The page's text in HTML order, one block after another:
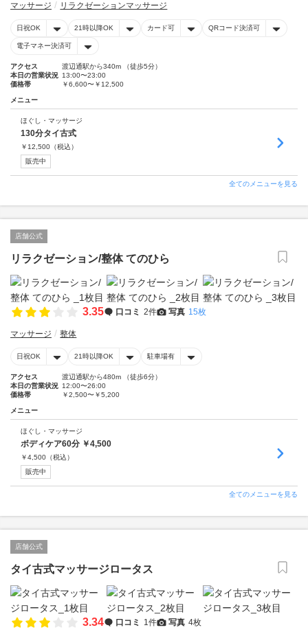
マッサージ リラクゼーションマッサージ
日祝OK 21時以降OK カード可 QRコード決済可
電子マネー決済可
アクセス
渡辺通駅から340m （徒歩5分）
本日の営業状況 13:00〜23:00
価格帯
￥6,600〜￥12,500
メニュー
ほぐし・マッサージ
130分タイ古式
￥ 12,500 （税込）
販売中
全てのメニューを見る
店舗公式
リラクゼーション/整体 てのひら
3.35 口コミ 2件 写真 15枚
マッサージ 整体
日祝OK 21時以降OK 駐車場有
アクセス
渡辺通駅から480m （徒歩6分）
本日の営業状況 12:00〜26:00
価格帯
￥2,500〜￥5,200
メニュー
ほぐし・マッサージ
ボディケア60分 ￥4,500
￥4,500 （税込）
販売中
全てのメニューを見る
店舗公式
タイ古式マッサージロータス
3.34 口コミ 1件 写真 4枚